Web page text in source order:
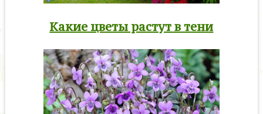
Какие цветы растут в тени